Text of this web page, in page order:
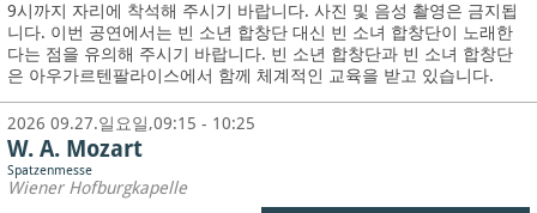
9시까지 자리에 착석해 주시기 바랍니다. 사진 및 음성 촬영은 금지됩
니다. 이번 공연에서는 빈 소년 합창단 대신 빈 소녀 합창단이 노래한
다는 점을 유의해 주시기 바랍니다. 빈 소년 합창단과 빈 소녀 합창단
은 아우가르텐팔라이스에서 함께 체계적인 교육을 받고 있습니다.
2026 09.27.일요일,09:15 - 10:25
W. A. Mozart
Spatzenmesse
Wiener Hofburgkapelle